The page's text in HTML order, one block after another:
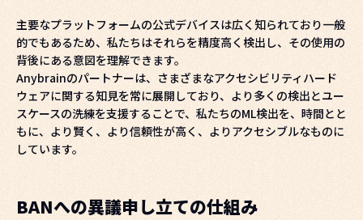
主要なプラットフォームの公式デバイスは広く知られており一般
的でもあるため、私たちはそれらを精度高く検出し、その使用の
背後にある意図を理解できます。
Anybrainのパートナーは、さまざまなアクセシビリティハード
ウェアに関する知見を常に展開しており、より多くの検出とユー
スケースの洗練を支援することで、私たちのML検出を、時間とと
もに、より賢く、より信頼性が高く、よりアクセシブルなものに
しています。
BANへの異議申し立ての仕組み